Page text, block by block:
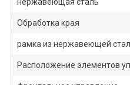
нержавеющая сталь
Обработка края
рамка из нержавеющей
Расположение элементов